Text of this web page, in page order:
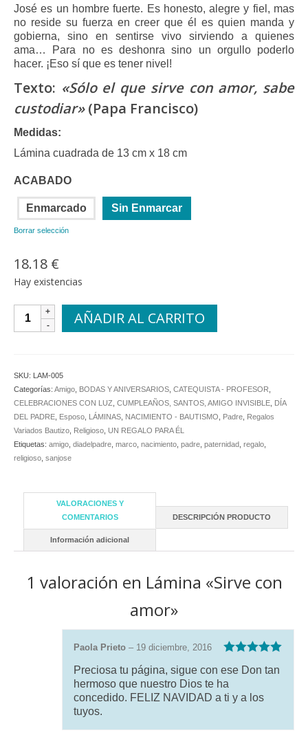
valoración de
un cliente
precios:
desde
18.18 €
hasta
23.03 €
José es un hombre fuerte. Es honesto, alegre y fiel, mas
no reside su fuerza en creer que él es quien manda y
gobierna, sino en sentirse vivo sirviendo a quienes
ama… Para no es deshonra sino un orgullo poderlo
hacer. ¡Eso sí que es tener nivel!
Texto: «Sólo el que sirve con amor, sabe
custodiar»(Papa Francisco)
Medidas:
Lámina cuadrada de 13 cm x 18 cm
ACABADO
Enmarcado Sin Enmarcar
Borrar selección
18.18 €
Hay existencias
Lámina
"Sirve
AÑADIR AL CARRITO
SKU: LAM-005
Categorías: Amigo BODAS Y ANIVERSARIOS CATEQUISTA - PROFESOR
CELEBRACIONES CON LUZ CUMPLEAÑOS, SANTOS, AMIGO INVISIBLE DÍA
DEL PADRE Esposo LÁMINAS NACIMIENTO - BAUTISMO Padre Regalos
Variados Bautizo Religioso UN REGALO PARA ÉL
Etiquetas: amigo diadelpadre marco nacimiento padre paternidad regalo
religioso sanjose
VALORACIONES Y
COMENTARIOS
DESCRIPCIÓN PRODUCTO
Información adicional
1 valoración en Lámina «Sirve con
amor»
5de 5
Paola Prieto – 19 diciembre, 2016
Preciosa tu página, sigue con ese Don tan
hermoso que nuestro Dios te ha
concedido. FELIZ NAVIDAD a ti y a los
tuyos.